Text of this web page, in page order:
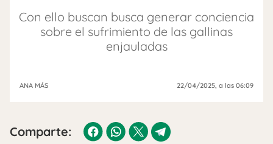
Con ello buscan busca generar conciencia
sobre el sufrimiento de las gallinas
enjauladas
ANA MÁS 22/04/2025, a las 06:09
Comparte: